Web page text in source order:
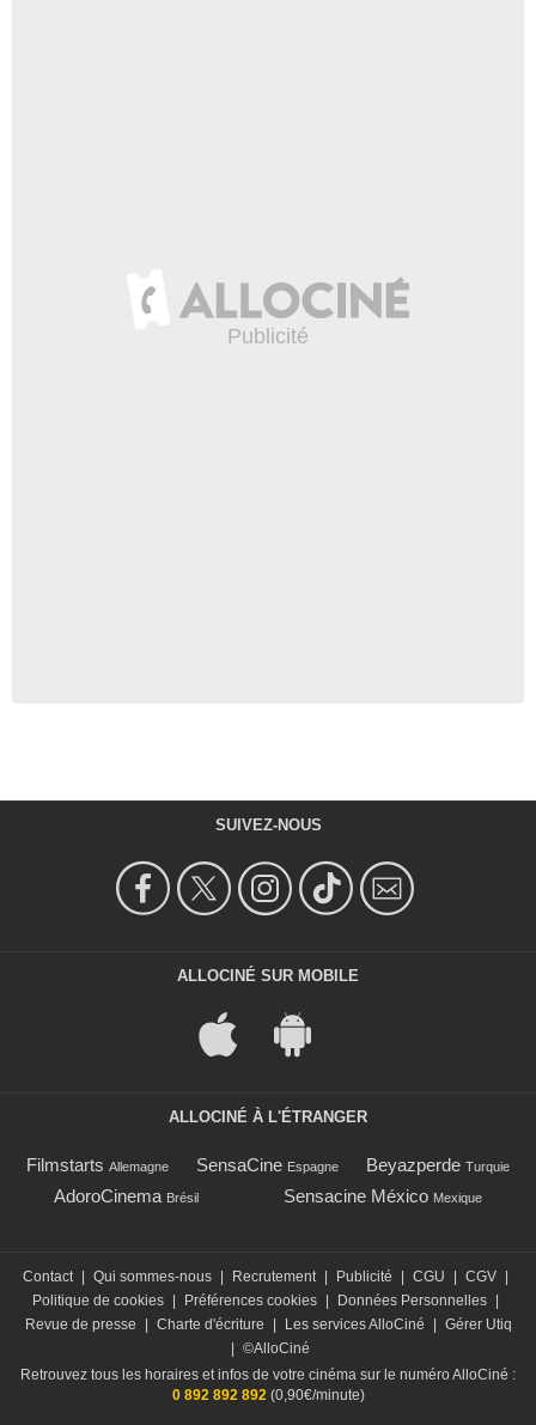
SUIVEZ-NOUS
ALLOCINÉ SUR MOBILE
ALLOCINÉ À L'ÉTRANGER
Filmstarts Allemagne SensaCine Espagne Beyazperde Turquie
AdoroCinema Brésil Sensacine México Mexique
Contact Qui sommes-nous Recrutement Publicité CGU CGV
Politique de cookies
Préférences cookies Données Personnelles
Revue de presse
Charte d'écriture Les services AlloCiné
Gérer Utiq
©AlloCiné
Retrouvez tous les horaires et infos de votre cinéma sur le numéro AlloCiné :
0 892 892 892(0,90€/minute)